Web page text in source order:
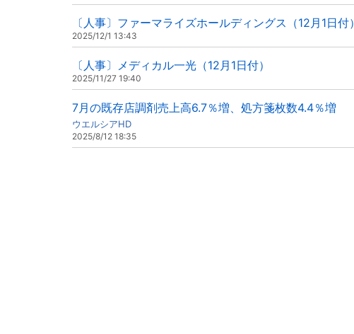
〔人事〕ファーマライズホールディングス（12月1日付）
2025/12/1 13:43
〔人事〕メディカル一光（12月1日付）
2025/11/27 19:40
7月の既存店調剤売上高6.7％増、処方箋枚数4.4％増
ウエルシアHD
2025/8/12 18:35